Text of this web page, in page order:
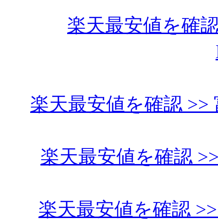
楽天最安値を確
楽天最安値を確認 >>
楽天最安値を確認
楽天最安値を確認